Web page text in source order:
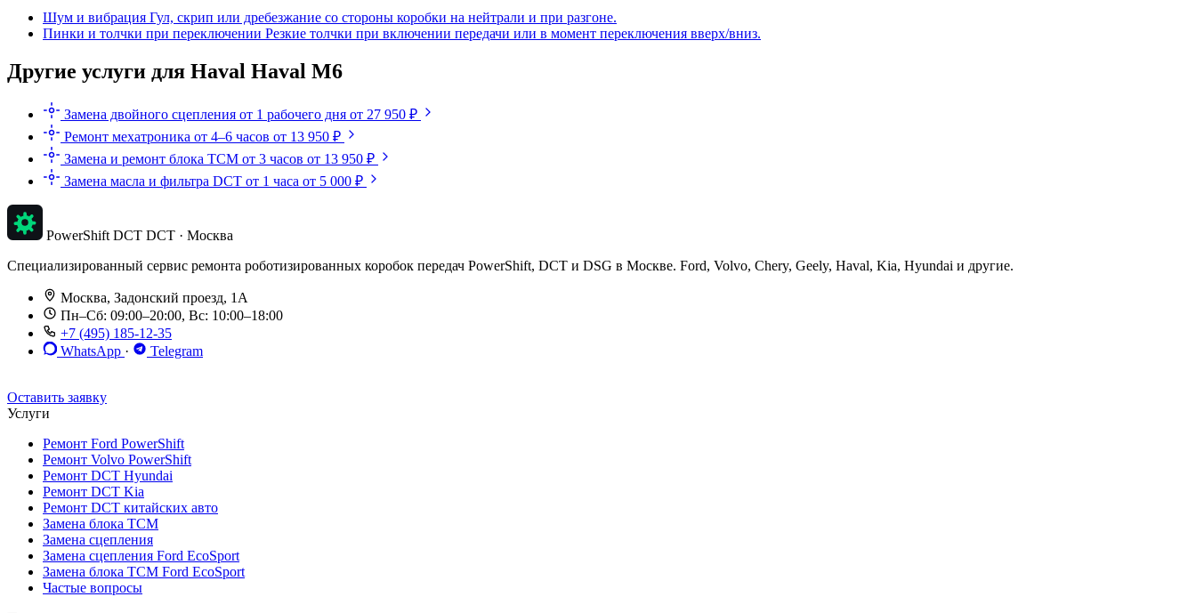
Шум и вибрация Гул, скрип или дребезжание со стороны коробки на нейтрали и при разгоне.
Пинки и толчки при переключении Резкие толчки при включении передачи или в момент переключения вверх/вниз.
Другие услуги для Haval Haval M6
Замена двойного сцепления от 1 рабочего дня от 27 950 ₽
Ремонт мехатроника от 4–6 часов от 13 950 ₽
Замена и ремонт блока TCM от 3 часов от 13 950 ₽
Замена масла и фильтра DCT от 1 часа от 5 000 ₽
PowerShift DCT DCT · Москва
Специализированный сервис ремонта роботизированных коробок передач PowerShift, DCT и DSG в Москве. Ford, Volvo, Chery, Geely, Haval, Kia, Hyundai и другие.
Москва, Задонский проезд, 1А
Пн–Сб: 09:00–20:00, Вс: 10:00–18:00
+7 (495) 185-12-35
WhatsApp ·
Telegram
Оставить заявку
Услуги
Ремонт Ford PowerShift
Ремонт Volvo PowerShift
Ремонт DCT Hyundai
Ремонт DCT Kia
Ремонт DCT китайских авто
Замена блока TCM
Замена сцепления
Замена сцепления Ford EcoSport
Замена блока TCM Ford EcoSport
Частые вопросы